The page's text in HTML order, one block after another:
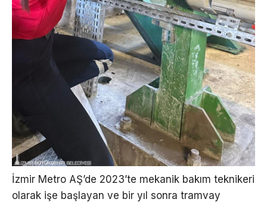
İzmir Metro AŞ’de 2023’te mekanik bakım teknikeri
olarak işe başlayan ve bir yıl sonra tramvay